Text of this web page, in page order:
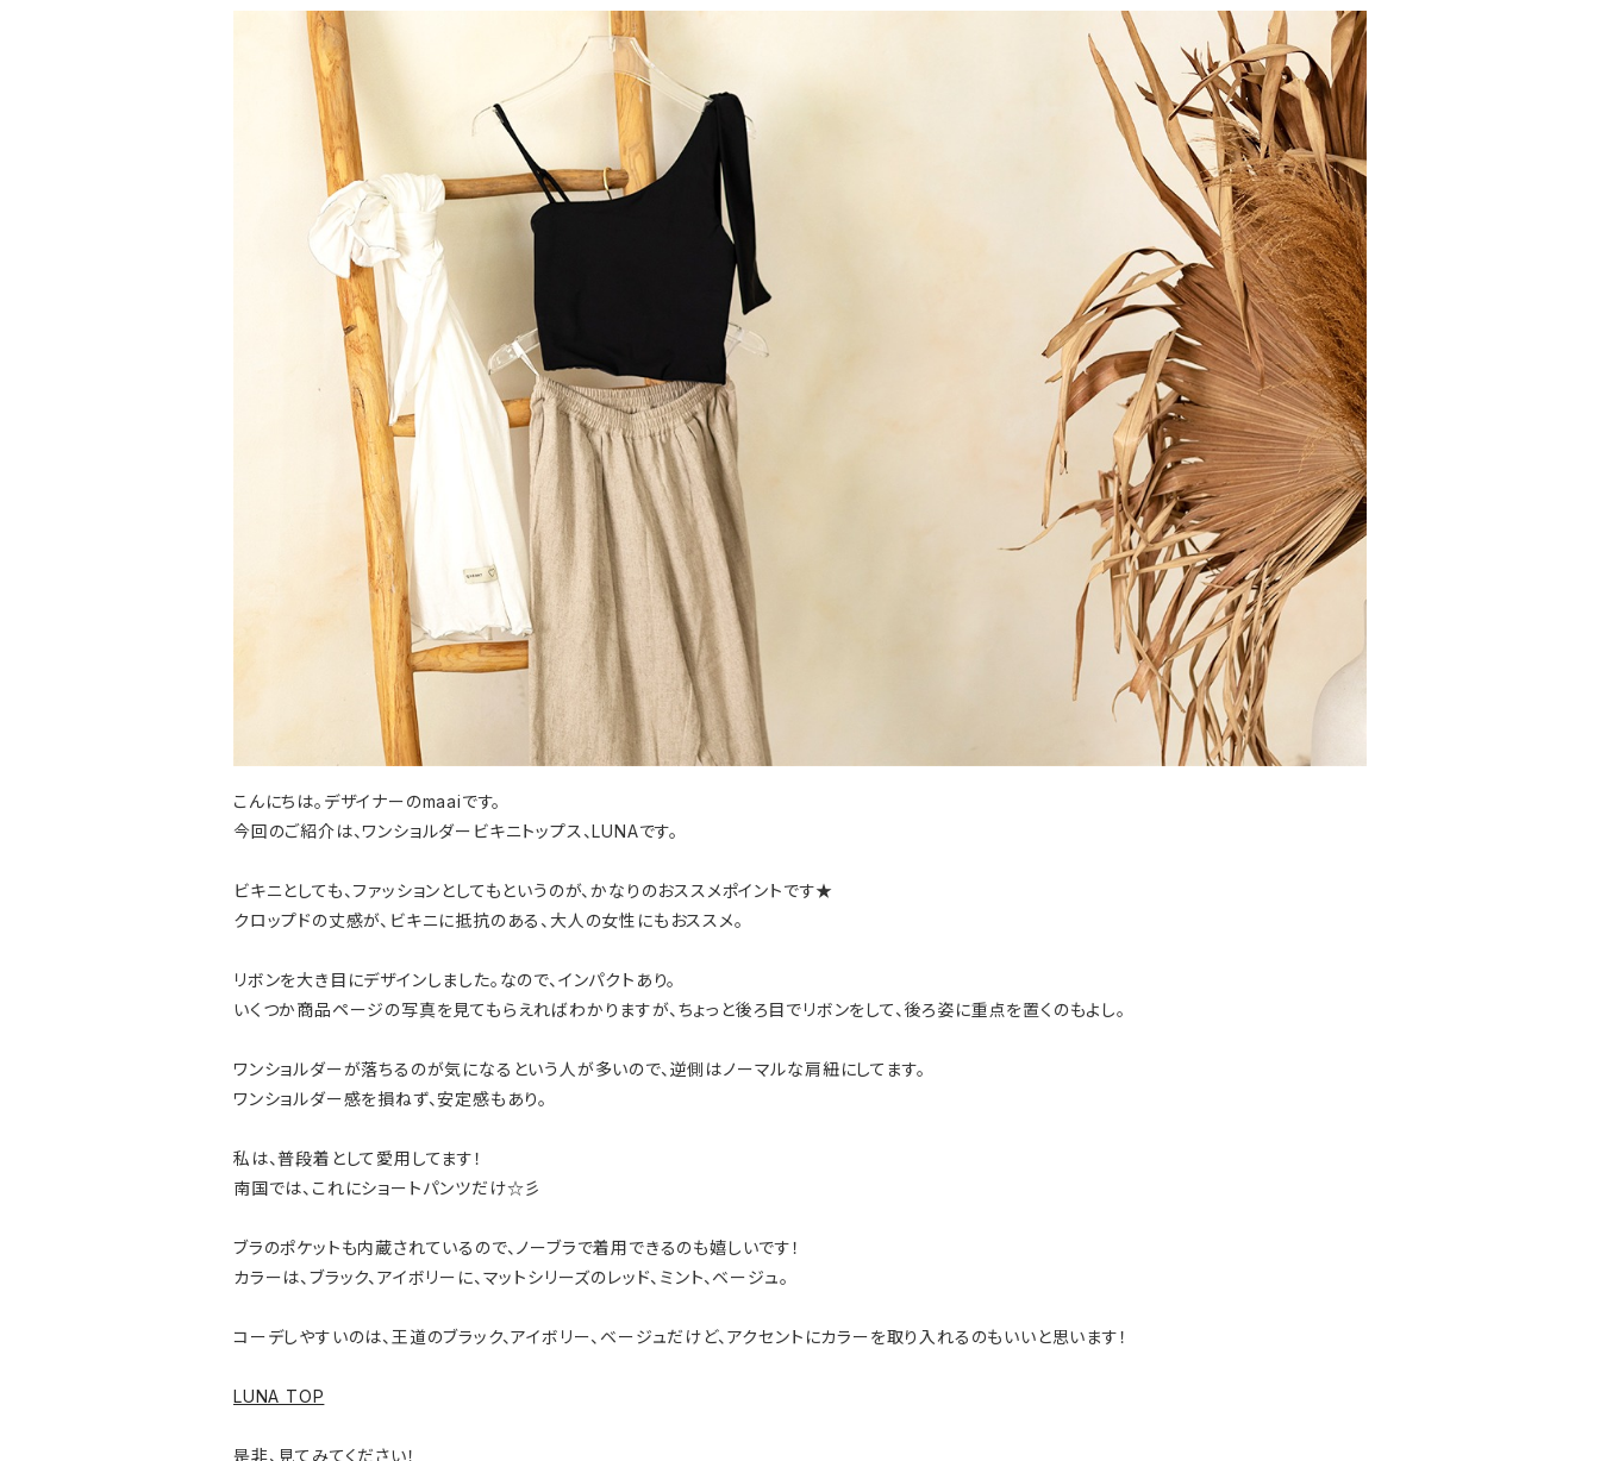
こんにちは。デザイナーのmaaiです。
今回のご紹介は、ワンショルダービキニトップス、LUNAです。
ビキニとしても、ファッションとしてもというのが、かなりのおススメポイントです★
クロップドの丈感が、ビキニに抵抗のある、大人の女性にもおススメ。
リボンを大き目にデザインしました。なので、インパクトあり。
いくつか商品ページの写真を見てもらえればわかりますが、ちょっと後ろ目でリボンをして、後ろ姿に重点を置くのもよし。
ワンショルダーが落ちるのが気になるという人が多いので、逆側はノーマルな肩紐にしてます。
ワンショルダー感を損ねず、安定感もあり。
私は、普段着として愛用してます！
南国では、これにショートパンツだけ☆彡
ブラのポケットも内蔵されているので、ノーブラで着用できるのも嬉しいです！
カラーは、ブラック、アイボリーに、マットシリーズのレッド、ミント、ベージュ。
コーデしやすいのは、王道のブラック、アイボリー、ベージュだけど、アクセントにカラーを取り入れるのもいいと思います！
LUNA TOP
是非、見てみてください！